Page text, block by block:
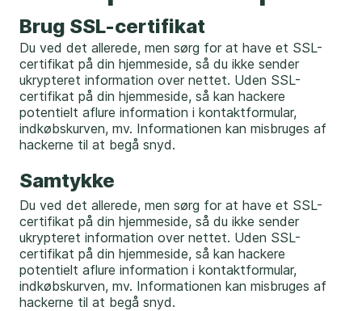
Brug SSL-certifikat
Du ved det allerede, men sørg for at have et SSL-
certifikat på din hjemmeside, så du ikke sender
ukrypteret information over nettet. Uden SSL-
certifikat på din hjemmeside, så kan hackere
potentielt aflure information i kontaktformular,
indkøbskurven, mv. Informationen kan misbruges af
hackerne til at begå snyd.
Samtykke
Du ved det allerede, men sørg for at have et SSL-
certifikat på din hjemmeside, så du ikke sender
ukrypteret information over nettet. Uden SSL-
certifikat på din hjemmeside, så kan hackere
potentielt aflure information i kontaktformular,
indkøbskurven, mv. Informationen kan misbruges af
hackerne til at begå snyd.